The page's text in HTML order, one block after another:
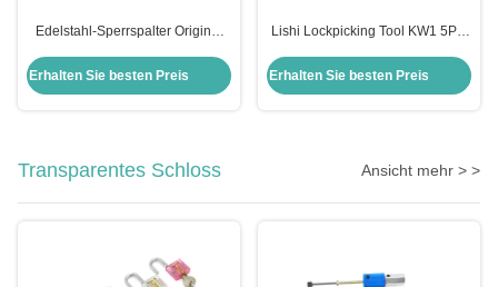
Edelstahl-Sperrspalter Original
Erhalten Sie besten Preis
Lishi Lockpicking Tool KW1 5Pin
Decoder Tool
Erhalten Sie besten Preis
Transparentes Schloss Ansicht mehr > >